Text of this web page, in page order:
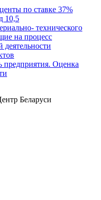
по ставке 37%
10,5
технического
на процесс
деятельности
предприятия. Оценка
Беларуси